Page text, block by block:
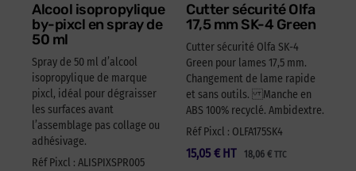
Alcool isopropylique
by-pixcl en spray de
50 ml
Spray de 50 ml d’alcool
isopropylique de marque
pixcl, idéal pour dégraisser
les surfaces avant
l’assemblage pas collage ou
adhésivage.
Réf Pixcl : ALISPIXSPR005
Cutter sécurité Olfa
17,5 mm SK-4 Green
Cutter sécurité Olfa SK-4
Green pour lames 17,5 mm.
Changement de lame rapide
et sans outils. Manche en
ABS 100% recyclé. Ambidextre.
Réf Pixcl : OLFA175SK4
15,05 € 18,06 € TTC
HT